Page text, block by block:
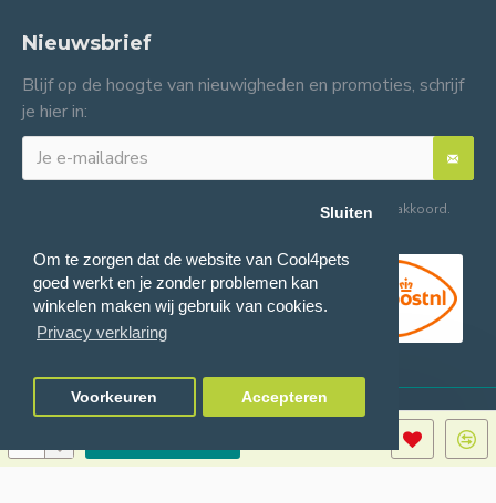
Om te zorgen dat de website van Cool4pets
goed werkt en je zonder problemen kan
winkelen maken wij gebruik van cookies.
Privacy verklaring
Sluiten
Voorkeuren Accepteren
Nieuwsbrief
Blijf op de hoogte van nieuwigheden en promoties, schrijf
je hier in:
gelezen en ga hiermee akkoord.
© 2024 Cool4pets BV, alle rechten voorbehouden. Ondernemingsnummer: